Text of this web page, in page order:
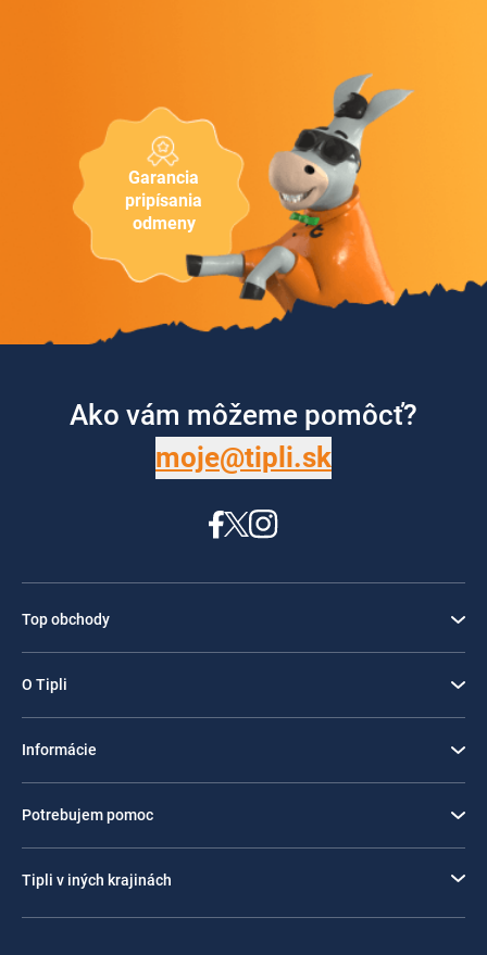
Garancia
pripísania
odmeny
Ako vám môžeme pomôcť?
moje@tipli.sk
Top obchody
O Tipli
Informácie
Potrebujem pomoc
Tipli v iných krajinách